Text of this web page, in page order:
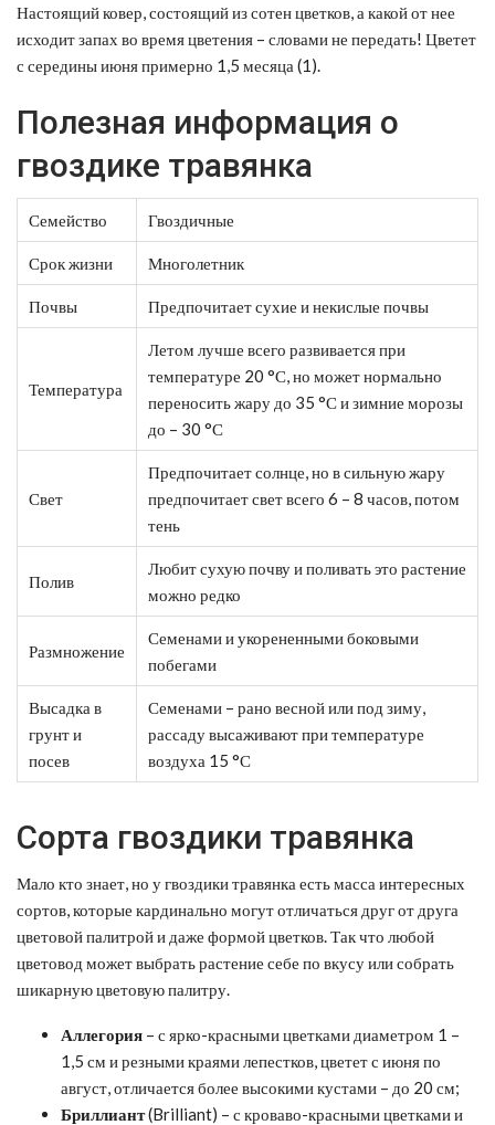
Настоящий ковер, состоящий из сотен цветков, а какой от нее
исходит запах во время цветения – словами не передать! Цветет
с середины июня примерно 1,5 месяца (1).
Полезная информация о
гвоздике травянка
Семейство Гвоздичные
Срок жизни Многолетник
Почвы Предпочитает сухие и некислые почвы
Температура
Летом лучше всего развивается при
температуре 20 °С, но может нормально
переносить жару до 35 °С и зимние морозы
до – 30 °С
Свет
Предпочитает солнце, но в сильную жару
предпочитает свет всего 6 – 8 часов, потом
тень
Полив
Любит сухую почву и поливать это растение
можно редко
Размножение
Семенами и укорененными боковыми
побегами
Высадка в
грунт и
посев
Семенами – рано весной или под зиму,
рассаду высаживают при температуре
воздуха 15 °С
Сорта гвоздики травянка
Мало кто знает, но у гвоздики травянка есть масса интересных
сортов, которые кардинально могут отличаться друг от друга
цветовой палитрой и даже формой цветков. Так что любой
цветовод может выбрать растение себе по вкусу или собрать
шикарную цветовую палитру.
Аллегория – с ярко-красными цветками диаметром 1 –
1,5 см и резными краями лепестков, цветет с июня по
август, отличается более высокими кустами – до 20 см;
Бриллиант(Brilliant) – с кроваво-красными цветками и